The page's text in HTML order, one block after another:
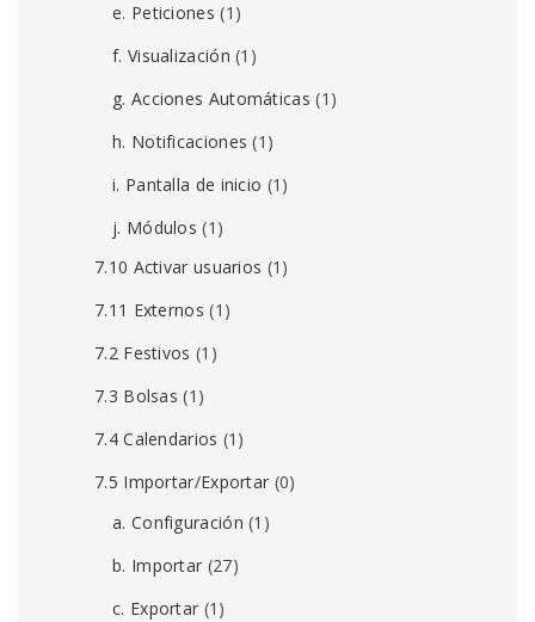
e. Peticiones (1)
f. Visualización (1)
g. Acciones Automáticas (1)
h. Notificaciones (1)
i. Pantalla de inicio (1)
j. Módulos (1)
7.10 Activar usuarios (1)
7.11 Externos (1)
7.2 Festivos (1)
7.3 Bolsas (1)
7.4 Calendarios (1)
7.5 Importar/Exportar (0)
a. Configuración (1)
b. Importar (27)
c. Exportar (1)